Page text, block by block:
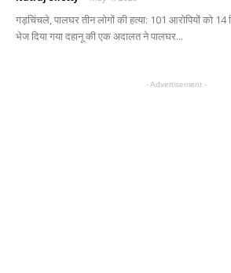
गड़चिंचले, पालघर तीन लोगों की हत्या: 101 आरोपियों को 14
भेज दिया गया दहानू की एक अदालत ने पालघर...
- Advertisement -